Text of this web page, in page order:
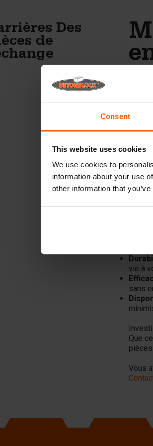
Consent
This website uses cookies
We use cookies to
information about your use
other information that
Des
de
Pour
moule
ait
vie à
sans
Que
Vous